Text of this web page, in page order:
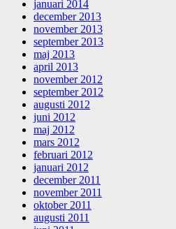
januari 2014
december 2013
november 2013
september 2013
maj 2013
april 2013
november 2012
september 2012
augusti 2012
juni 2012
maj 2012
mars 2012
februari 2012
januari 2012
december 2011
november 2011
oktober 2011
augusti 2011